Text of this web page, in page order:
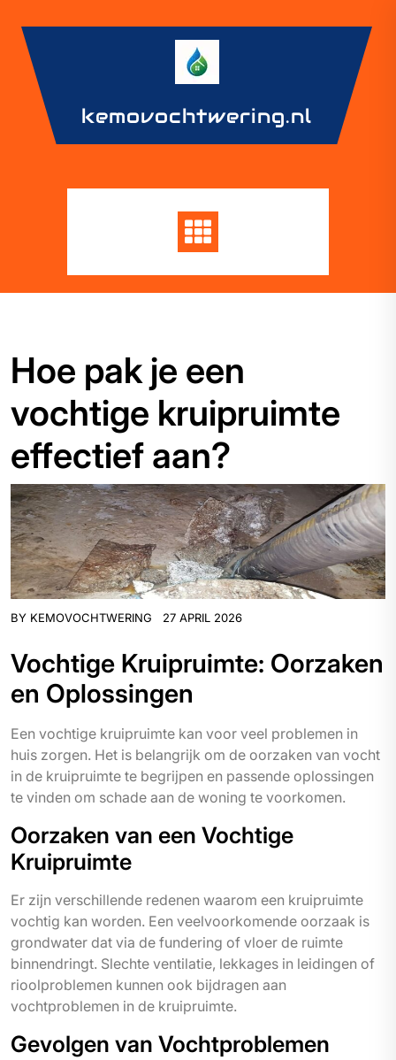
content
kemovochtwering.nl
Hoe pak je een
vochtige kruipruimte
effectief aan?
BY KEMOVOCHTWERING 27 APRIL 2026
Vochtige Kruipruimte: Oorzaken
en Oplossingen
Een vochtige kruipruimte kan voor veel problemen in
huis zorgen. Het is belangrijk om de oorzaken van vocht
in de kruipruimte te begrijpen en passende oplossingen
te vinden om schade aan de woning te voorkomen.
Oorzaken van een Vochtige
Kruipruimte
Er zijn verschillende redenen waarom een kruipruimte
vochtig kan worden. Een veelvoorkomende oorzaak is
grondwater dat via de fundering of vloer de ruimte
binnendringt. Slechte ventilatie, lekkages in leidingen of
rioolproblemen kunnen ook bijdragen aan
vochtproblemen in de kruipruimte.
Gevolgen van Vochtproblemen